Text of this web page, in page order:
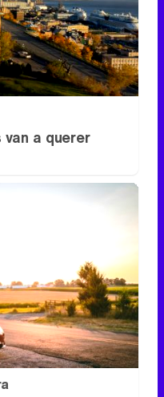
a querer